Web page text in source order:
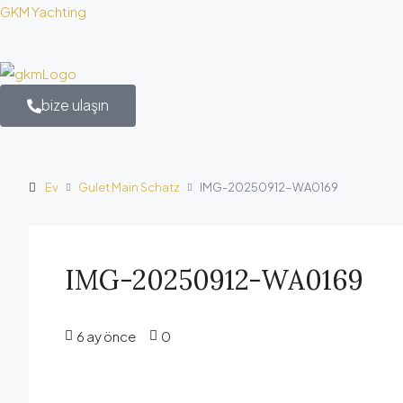
GKM Yachting
bize ulaşın
Ev Gulet Main Schatz IMG-20250912-WA0169
IMG-20250912-WA0169
6 ay önce 0